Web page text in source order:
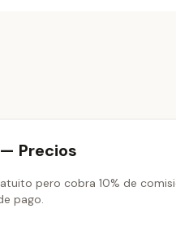
Precios
pero cobra 10% de
pago.